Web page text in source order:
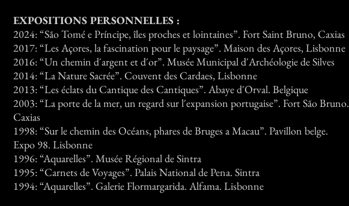
EXPOSITIONS PERSONNELLES :
2024: “São Tomé e Príncipe, îles proches et lointaines”. Fort Saint Bruno, Caxias
2017: “Les Açores, la fascination pour le paysage”. Maison des Açores, Lisbonne
2016: “Un chemin d´argent et d´or”. Musée Municipal d´Archéologie de Silves
2014: “La Nature Sacrée”. Couvent des Cardaes, Lisbonne
2013: “Les éclats du Cantique des Cantiques”. Abaye d´Orval. Belgique
2003: “La porte de la mer, un regard sur l´expansion portugaise”. Fort São Bruno.
Caxias
1998: “Sur le chemin des Océans, phares de Bruges a Macau”. Pavillon belge.
Expo 98. Lisbonne
1996: “Aquarelles”. Musée Régional de Sintra
1995: “Carnets de Voyages”. Palais National de Pena. Sintra
1994: “Aquarelles”. Galerie Flormargarida. Alfama. Lisbonne